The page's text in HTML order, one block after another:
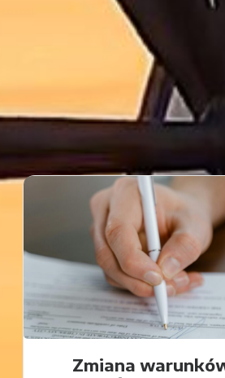
Zmiana